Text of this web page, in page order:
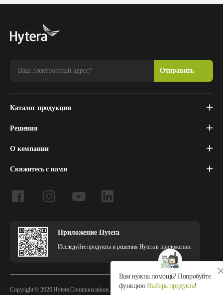
Каталог продукции
Решения
О компании
Свяжитесь с нами
Приложение Hytera
Исследуйте продукты и решения Hytera в приложении.
Copyright © 2026 Hytera Communications Corporation Limited All Rights Reserved
Вам нужна помощь? Попробуйте
функциюВыбора продукта!